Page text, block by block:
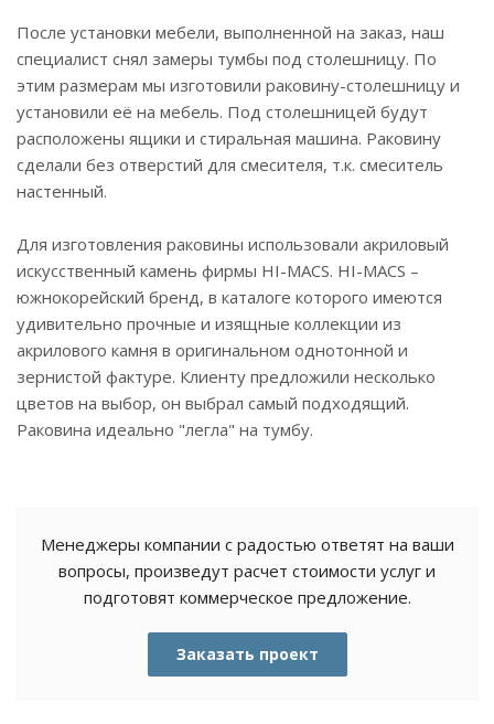
После установки мебели, выполненной на заказ, наш
специалист снял замеры тумбы под столешницу. По
этим размерам мы изготовили раковину-столешницу и
установили её на мебель. Под столешницей будут
расположены ящики и стиральная машина. Раковину
сделали без отверстий для смесителя, т.к. смеситель
настенный.
Для изготовления раковины использовали акриловый
искусственный камень фирмы HI-MACS. HI-MACS –
южнокорейский бренд, в каталоге которого имеются
удивительно прочные и изящные коллекции из
акрилового камня в оригинальном однотонной и
зернистой фактуре. Клиенту предложили несколько
цветов на выбор, он выбрал самый подходящий.
Раковина идеально "легла" на тумбу.
Менеджеры компании с радостью ответят на ваши
вопросы, произведут расчет стоимости услуг и
подготовят коммерческое предложение.
Заказать проект